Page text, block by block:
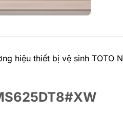
hiệu thiết bị vệ sinh TOTO